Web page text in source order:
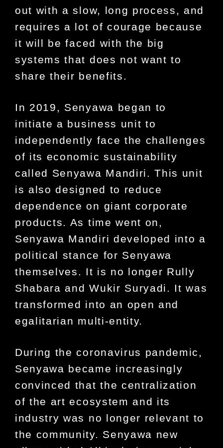
out with a slow, long process, and
requires a lot of courage because
it will be faced with the big
systems that does not want to
share their benefits.
In 2019, Senyawa began to
initiate a business unit to
independently face the challenges
of its economic sustainability
called Senyawa Mandiri. This unit
is also designed to reduce
dependence on giant corporate
products. As time went on,
Senyawa Mandiri developed into a
political stance for Senyawa
themselves. It is no longer Rully
Shabara and Wukir Suryadi. It was
transformed into an open and
egalitarian multi-entity.
During the coronavirus pandemic,
Senyawa became increasingly
convinced that the centralization
of the art ecosystem and its
industry was no longer relevant to
the community. Senyawa new